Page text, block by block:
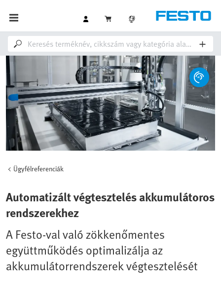
Ügyfélreferenciák
Automatizált végtesztelés akkumulátoros
rendszerekhez
A Festo-val való zökkenőmentes
együttműködés optimalizálja az
akkumulátorrendszerek végtesztelését